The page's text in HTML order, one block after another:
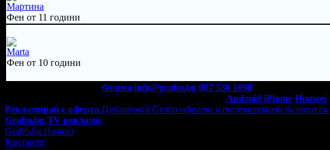
Мартина
Фен от 11 години
Marta
Фен от 10 години
Форма info@grabo.bg 087 530 1090
Android iPhone Huawei
Рекламирай с оферта Публикувай Grabo оферта и популяризирай бизнеса си
Grabo.bg TV реклами
Grabo.bg Начало
Контакти